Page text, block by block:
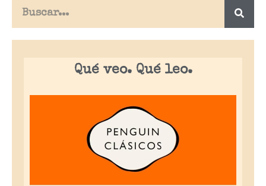
Qué veo. Qué leo.